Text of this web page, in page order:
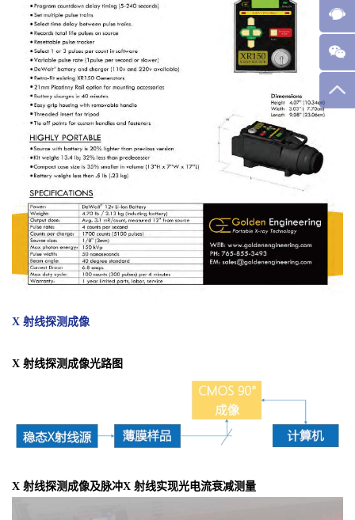
X 射线探测成像
X 射线探测成像光路图
X 射线探测成像及脉冲X 射线实现光电流衰减测量